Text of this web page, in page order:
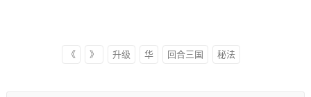
《 》 升级 华 回合三国 秘法